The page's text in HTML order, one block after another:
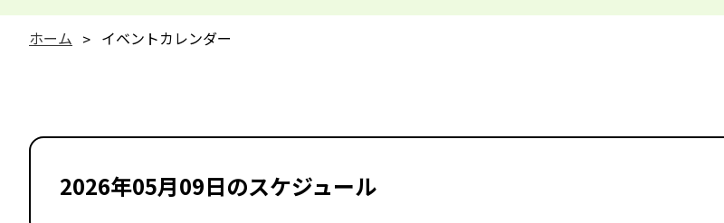
ホーム イベントカレンダー
2026年05月09日のスケジュール